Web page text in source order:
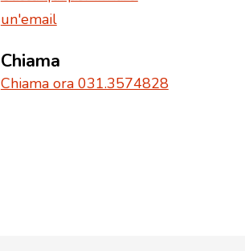
un'email
Chiama
Chiama ora 031.3574828